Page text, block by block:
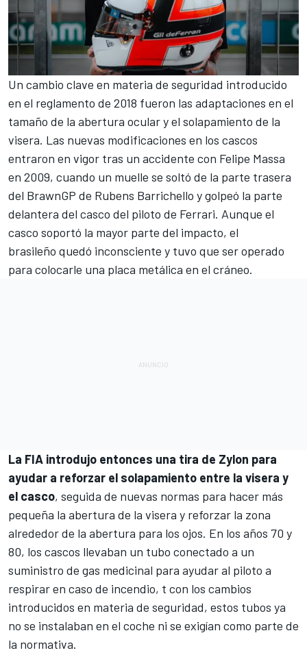
Un cambio clave en materia de seguridad introducido
en el reglamento de 2018 fueron las adaptaciones en el
tamaño de la abertura ocular y el solapamiento de la
visera. Las nuevas modificaciones en los cascos
entraron en vigor tras un accidente con Felipe Massa
en 2009, cuando un muelle se soltó de la parte trasera
del BrawnGP de Rubens Barrichello y golpeó la parte
delantera del casco del piloto de Ferrari. Aunque el
casco soportó la mayor parte del impacto, el
brasileño quedó inconsciente y tuvo que ser operado
para colocarle una placa metálica en el cráneo.
La FIA introdujo entonces una tira de Zylon para
ayudar a reforzar el solapamiento entre la visera y
el casco, seguida de nuevas normas para hacer más
pequeña la abertura de la visera y reforzar la zona
alrededor de la abertura para los ojos. En los años 70 y
80, los cascos llevaban un tubo conectado a un
suministro de gas medicinal para ayudar al piloto a
respirar en caso de incendio, t con los cambios
introducidos en materia de seguridad, estos tubos ya
no se instalaban en el coche ni se exigían como parte de
la normativa.